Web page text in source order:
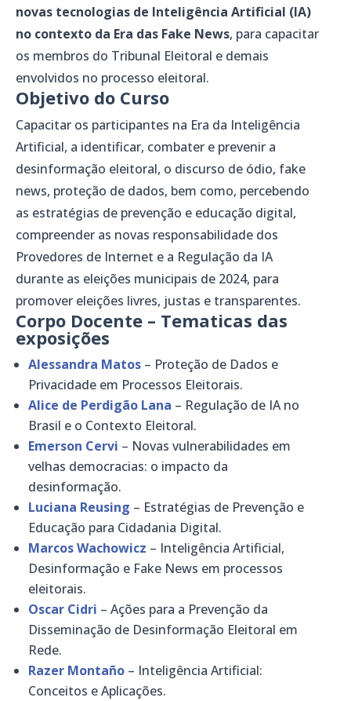
novas tecnologias de Inteligência Artificial (IA)
no contexto da Era das Fake News, para capacitar
os membros do Tribunal Eleitoral e demais
envolvidos no processo eleitoral.
Objetivo do Curso
Capacitar os participantes na Era da Inteligência
Artificial, a identificar, combater e prevenir a
desinformação eleitoral, o discurso de ódio, fake
news, proteção de dados, bem como, percebendo
as estratégias de prevenção e educação digital,
compreender as novas responsabilidade dos
Provedores de Internet e a Regulação da IA
durante as eleições municipais de 2024, para
promover eleições livres, justas e transparentes.
Corpo Docente – Tematicas das
exposições
Alessandra Matos – Proteção de Dados e
Privacidade em Processos Eleitorais.
Alice de Perdigão Lana – Regulação de IA no
Brasil e o Contexto Eleitoral.
Emerson Cervi – Novas vulnerabilidades em
velhas democracias: o impacto da
desinformação.
Luciana Reusing – Estratégias de Prevenção e
Educação para Cidadania Digital.
Marcos Wachowicz – Inteligência Artificial,
Desinformação e Fake News em processos
eleitorais.
Oscar Cidri – Ações para a Prevenção da
Disseminação de Desinformação Eleitoral em
Rede.
Razer Montaño – Inteligência Artificial:
Conceitos e Aplicações.